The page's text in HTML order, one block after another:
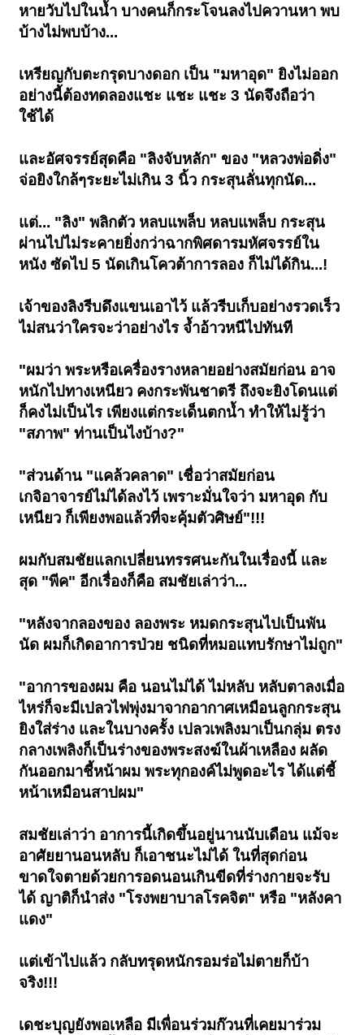
หายวับไปในน้ำ บางคนก็กระโจนลงไปควานหา พบ
บ้างไม่พบบ้าง...
เหรียญกับตะกรุดบางดอก เป็น "มหาอุด" ยิงไม่ออก
อย่างนี้ต้องทดลองแชะ แชะ แชะ 3 นัดจึงถือว่า
ใช้ได้
และอัศจรรย์สุดคือ "ลิงจับหลัก" ของ "หลวงพ่อดิ่ง"
จ่อยิงใกล้ๆระยะไม่เกิน 3 นิ้ว กระสุนลั่นทุกนัด...
แต่... "ลิง" พลิกตัว หลบแพล็บ หลบแพล็บ กระสุน
ผ่านไปไม่ระคายยิ่งกว่าฉากพิศดารมหัศจรรย์ใน
หนัง ซัดไป 5 นัดเกินโควต้าการลอง ก็ไม่ได้กิน...!
เจ้าของลิงรีบดึงแขนเอาไว้ แล้วรีบเก็บอย่างรวดเร็ว
ไม่สนว่าใครจะว่าอย่างไร จ้ำอ้าวหนีไปทันที
"ผมว่า พระหรือเครื่องรางหลายอย่างสมัยก่อน อาจ
หนักไปทางเหนียว คงกระพันชาตรี ถึงจะยิงโดนแต่
ก็คงไม่เป็นไร เพียงแต่กระเด็นตกน้ำ ทำให้ไม่รู้ว่า
"สภาพ" ท่านเป็นไงบ้าง?"
"ส่วนด้าน "แคล้วคลาด" เชื่อว่าสมัยก่อน
เกจิอาจารย์ไม่ได้ลงไว้ เพราะมั่นใจว่า มหาอุด กับ
เหนียว ก็เพียงพอแล้วที่จะคุ้มตัวศิษย์"!!!
ผมกับสมชัยแลกเปลี่ยนทรรศนะกันในเรื่องนี้ และ
สุด "พีค" อีกเรื่องก็คือ สมชัยเล่าว่า...
"หลังจากลองของ ลองพระ หมดกระสุนไปเป็นพัน
นัด ผมก็เกิดอาการป่วย ชนิดที่หมอแทบรักษาไม่ถูก"
"อาการของผม คือ นอนไม่ได้ ไม่หลับ หลับตาลงเมื่อ
ไหร่ก็จะมีเปลวไฟพุ่งมาจากอากาศเหมือนลูกกระสุน
ยิงใส่ร่าง และในบางครั้ง เปลวเพลิงมาเป็นกลุ่ม ตรง
กลางเพลิงก็เป็นร่างของพระสงฆ์ในผ้าเหลือง ผลัด
กันออกมาชี้หน้าผม พระทุกองค์ไม่พูดอะไร ได้แต่ชี้
หน้าเหมือนสาปผม"
สมชัยเล่าว่า อาการนี้เกิดขึ้นอยู่นานนับเดือน แม้จะ
อาศัยยานอนหลับ ก็เอาชนะไม่ได้ ในที่สุดก่อน
ขาดใจตายด้วยการอดนอนเกินขีดที่ร่างกายจะรับ
ได้ ญาติก็นำส่ง "โรงพยาบาลโรคจิต" หรือ "หลังคา
แดง"
แต่เข้าไปแล้ว กลับทรุดหนักรอมร่อไม่ตายก็บ้า
จริง!!!
เดชะบุญยังพอเหลือ มีเพื่อนร่วมก๊วนที่เคยมาร่วม